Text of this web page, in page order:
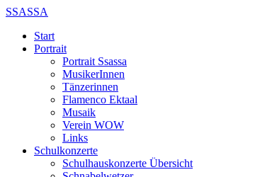
SSASSA
Start
Portrait
Portrait Ssassa
MusikerInnen
Tänzerinnen
Flamenco Ektaal
Musaik
Verein WOW
Links
Schulkonzerte
Schulhauskonzerte Übersicht